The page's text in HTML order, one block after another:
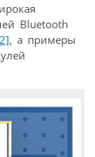
Bluetooth
а примеры